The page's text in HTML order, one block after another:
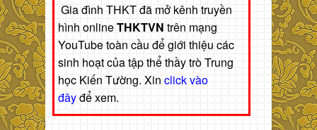
Gia đình THKT đã mở kênh truyền
hình onlineTHKTVN trên mạng
YouTube toàn cầu để giới thiệu các
sinh hoạt của tập thể thầy trò Trung
học Kiến Tường. Xin click vào
đâyđể xem.